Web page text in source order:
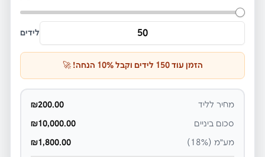
לידים
הזמן עוד150 לידים וקבל 10% הנחה! 🚀
מחיר לליד ₪200.00
סכום ביניים ₪10,000.00
מע״מ (18%) ₪1,800.00